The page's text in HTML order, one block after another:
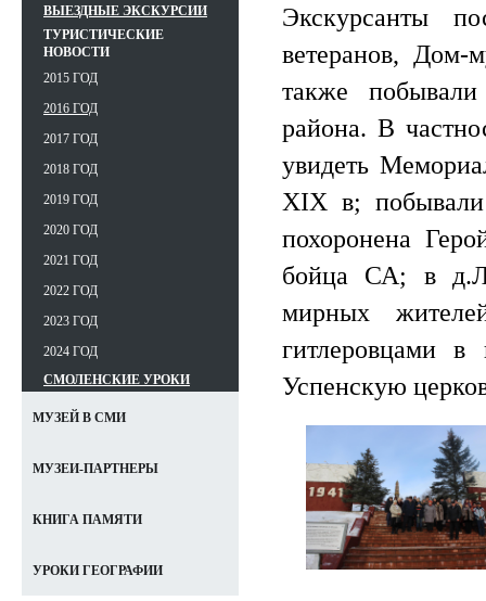
Экскурсанты
ветеранов,
также
района. В
увидеть
XIX в;
похоронена
бойца СА; в
мирных
гитлеровцами в
Успенскую
ВЫЕЗДНЫЕ ЭКСКУРСИИ
ТУРИСТИЧЕСКИЕ
НОВОСТИ
2015 ГОД
2016 ГОД
2017 ГОД
2018 ГОД
2019 ГОД
2020 ГОД
2021 ГОД
2022 ГОД
2023 ГОД
2024 ГОД
СМОЛЕНСКИЕ УРОКИ
МУЗЕЙ В СМИ
МУЗЕИ-ПАРТНЕРЫ
КНИГА ПАМЯТИ
УРОКИ ГЕОГРАФИИ